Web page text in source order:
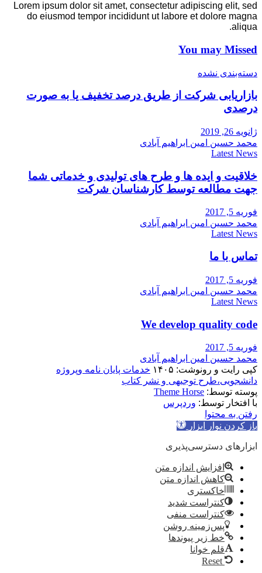
Lorem ipsum dolor sit amet, consectetur adipiscing elit, sed
do eiusmod tempor incididunt ut labore et dolore magna
aliqua.
You may Missed
دسته‌بندی نشده
بازاریابی شرکت از طریق درصد تخفیف یا به صورت
درصدی
ژانویه 26, 2019
محمد حسین امین ابراهیم آبادی
Latest News
خلاقیت و ایده ها و طرح های تولیدی و خدماتی شما
جهت مطالعه توسط کارشناسان شرکت
فوریه 5, 2017
محمد حسین امین ابراهیم آبادی
Latest News
تماس با ما
فوریه 5, 2017
محمد حسین امین ابراهیم آبادی
Latest News
We develop quality code
فوریه 5, 2017
محمد حسین امین ابراهیم آبادی
کپی رایت و رونوشت: ۱۴۰۵
خدمات پایان نامه وپروژه
دانشجویی،طرح توجیهی و نشر کتاب
پوسته توسط: Theme Horse
با افتخار توسط: وردپرس
رفتن به محتوا
باز کردن نوار ابزار
ابزارهای دسترسی‌پذیری
افزایش اندازه متن
کاهش اندازه متن
خاکستری
کنتراست شدید
کنتراست منفی
پس‌زمینه روشن
خط زیر پیوندها
قلم خوانا
Reset